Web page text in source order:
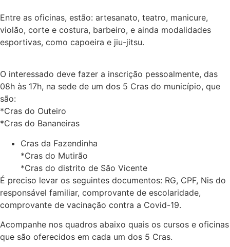
Entre as oficinas, estão: artesanato, teatro, manicure,
violão, corte e costura, barbeiro, e ainda modalidades
esportivas, como capoeira e jiu-jitsu.
O interessado deve fazer a inscrição pessoalmente, das
08h às 17h, na sede de um dos 5 Cras do município, que
são:
*Cras do Outeiro
*Cras do Bananeiras
Cras da Fazendinha
*Cras do Mutirão
*Cras do distrito de São Vicente
É preciso levar os seguintes documentos: RG, CPF, Nis do
responsável familiar, comprovante de escolaridade,
comprovante de vacinação contra a Covid-19.
Acompanhe nos quadros abaixo quais os cursos e oficinas
que são oferecidos em cada um dos 5 Cras.